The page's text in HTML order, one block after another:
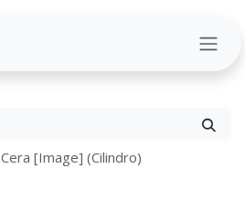
Cera [Image] (Cilindro)